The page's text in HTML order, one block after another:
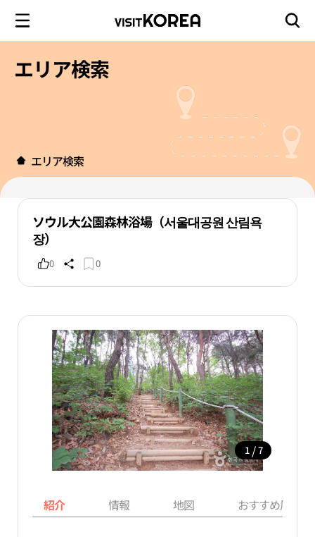
エリア検索
エリア検索
ソウル大公園森林浴場（서울대공원 산림욕
장）
0 0
1 / 7
紹介 情報 地図 おすすめ周辺